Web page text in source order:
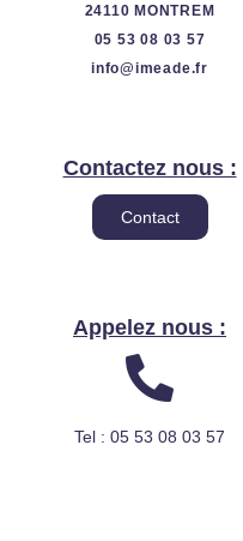
24110 MONTREM
05 53 08 03 57
info@imeade.fr
Contactez nous :
Contact
Appelez nous :
Tel : 05 53 08 03 57